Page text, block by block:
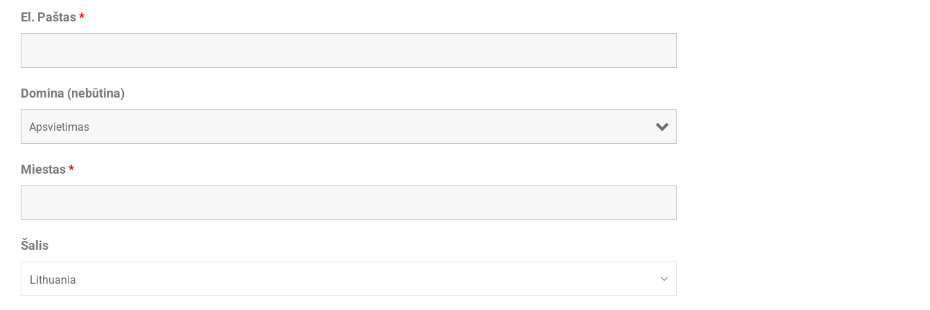
El. Paštas*
Domina (nebūtina)
Miestas*
Šalis